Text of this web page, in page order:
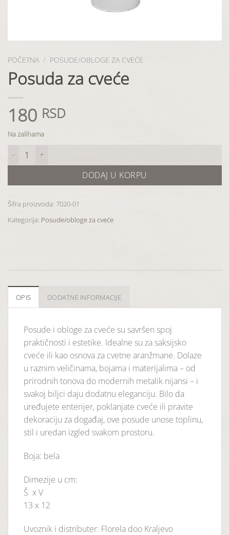
POČETNA / POSUDE/OBLOGE ZA CVEĆE
Posuda za cveće
180 RSD
Na zalihama
Posuda za cveće količina
DODAJ U KORPU
Šifra proizvoda: 7020-01
Kategorija: Posude/obloge za cveće
OPIS DODATNE INFORMACIJE
Posude i obloge za cveće su savršen spoj
praktičnosti i estetike. Idealne su za saksijsko
cveće ili kao osnova za cvetne aranžmane. Dolaze
u raznim veličinama, bojama i materijalima – od
prirodnih tonova do modernih metalik nijansi – i
svakoj biljci daju dodatnu eleganciju. Bilo da
uređujete enterijer, poklanjate cveće ili pravite
dekoraciju za događaj, ove posude unose toplinu,
stil i uredan izgled svakom prostoru.
Boja: bela
Dimezije u cm:
Š x V
13 x 12
Uvoznik i distributer: Florela doo Kraljevo